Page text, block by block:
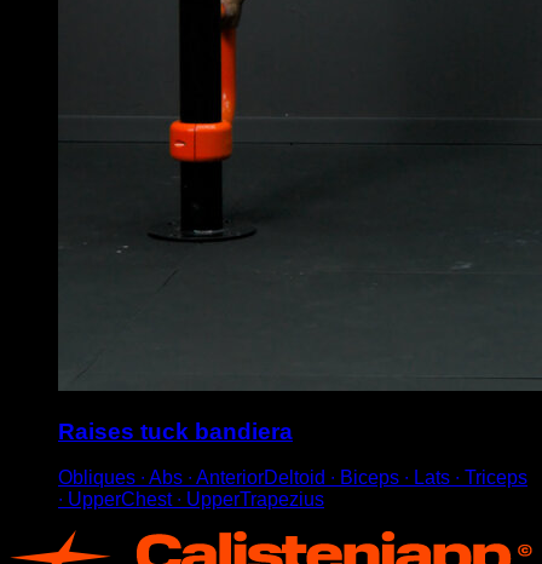
Raises tuck bandiera
Obliques ∙ Abs ∙ AnteriorDeltoid ∙ Biceps ∙ Lats ∙ Triceps
∙ UpperChest ∙ UpperTrapezius